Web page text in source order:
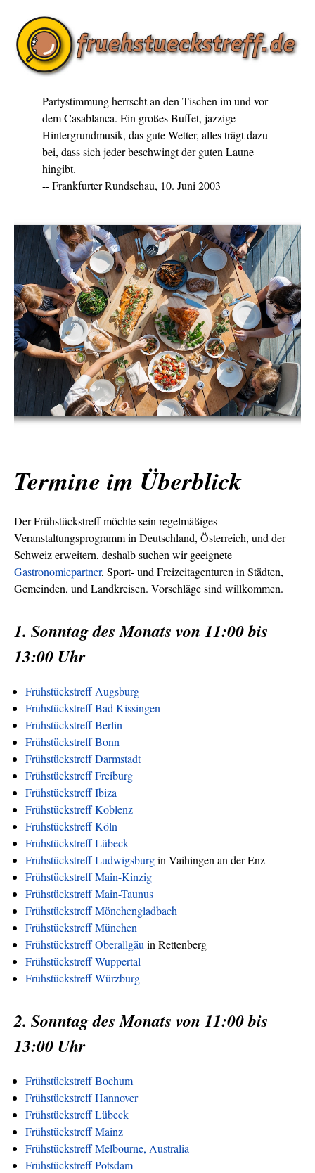
Partystimmung herrscht an den Tischen im und vor
dem Casablanca. Ein großes Buffet, jazzige
Hintergrundmusik, das gute Wetter, alles trägt dazu
bei, dass sich jeder beschwingt der guten Laune
hingibt.
-- Frankfurter Rundschau, 10. Juni 2003
Termine im Überblick
Der Frühstückstreff möchte sein regelmäßiges
Veranstaltungsprogramm in Deutschland, Österreich, und der
Schweiz erweitern, deshalb suchen wir geeignete
Gastronomiepartner, Sport- und Freizeitagenturen in Städten,
Gemeinden, und Landkreisen. Vorschläge sind willkommen.
1. Sonntag des Monats von 11:00 bis
13:00 Uhr
Frühstückstreff Augsburg
Frühstückstreff Bad Kissingen
Frühstückstreff Berlin
Frühstückstreff Bonn
Frühstückstreff Darmstadt
Frühstückstreff Freiburg
Frühstückstreff Ibiza
Frühstückstreff Koblenz
Frühstückstreff Köln
Frühstückstreff Lübeck
Frühstückstreff Ludwigsburgin Vaihingen an der Enz
Frühstückstreff Main-Kinzig
Frühstückstreff Main-Taunus
Frühstückstreff Mönchengladbach
Frühstückstreff München
Frühstückstreff Oberallgäu in Rettenberg
Frühstückstreff Wuppertal
Frühstückstreff Würzburg
2. Sonntag des Monats von 11:00 bis
13:00 Uhr
Frühstückstreff Bochum
Frühstückstreff Hannover
Frühstückstreff Lübeck
Frühstückstreff Mainz
Frühstückstreff Melbourne, Australia
Frühstückstreff Potsdam